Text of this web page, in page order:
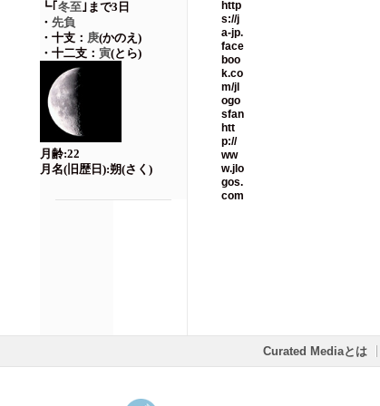
┗｢ 冬至｣まで3日
・ 先負
・十支： 庚(かのえ)
・十二支： 寅(とら)
月齢:22
月名(旧歴日):朔(さく)
Curated Mediaとは